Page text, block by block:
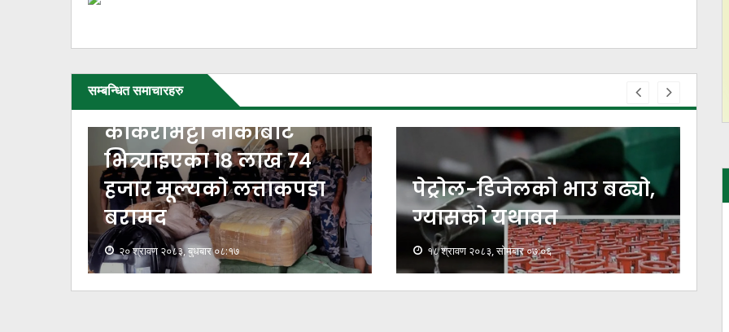
सम्बन्धित समाचारहरु
पेट्रोल-डिजेलको भाउ बढ्यो,
ग्यासको यथावत
१८ श्रावण २०८३, सोमबार ०७:०६
दमकबाट चार लाख मूल्यको
अवैध कपडा र अटो बरामद
१७ श्रावण २०८३, आईतवार १८:३९